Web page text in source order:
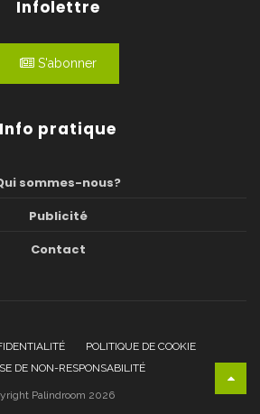
Infolettre
S'abonner
Info pratique
sommes-nous?
Publicité
Contact
POLITIQUE DE COOKIE
DE NON-RESPONSABILITÉ
Palindroom 2026